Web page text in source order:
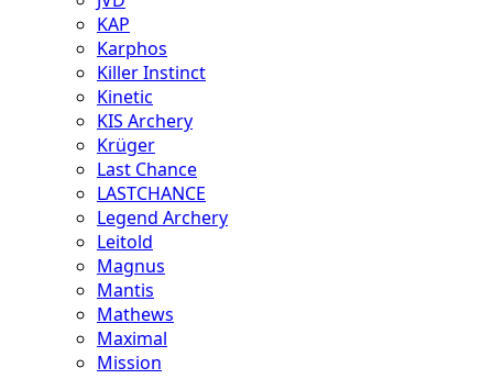
KAP
Karphos
Killer Instinct
Kinetic
KIS Archery
Krüger
Last Chance
LASTCHANCE
Legend Archery
Leitold
Magnus
Mantis
Mathews
Maximal
Mission